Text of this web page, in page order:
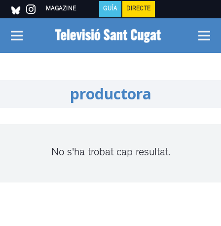
MAGAZINE GUÍA DIRECTE
productora
No s'ha trobat cap resultat.